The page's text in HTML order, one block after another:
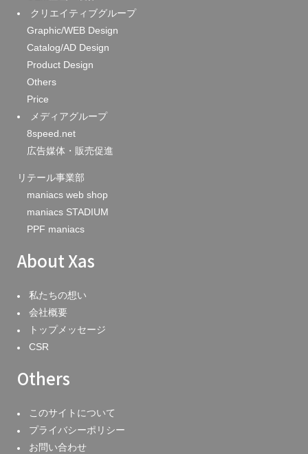
クリエイティブグループ
Graphic/WEB Design
Catalog/AD Design
Product Design
Others
Price
メディアグループ
8speed.net
広告媒体・販売促進
リテール事業部
maniacs web shop
maniacs STADIUM
PPF maniacs
About Xas
私たちの想い
会社概要
トップメッセージ
CSR
Others
このサイトについて
プライバシーポリシー
お問い合わせ